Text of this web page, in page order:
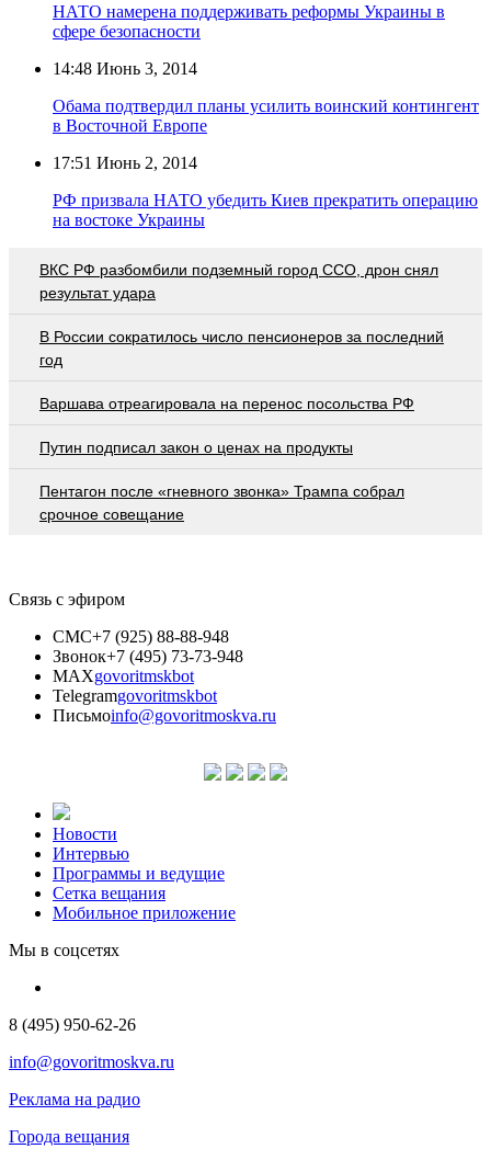
НАТО намерена поддерживать реформы Украины в
сфере безопасности
14:48 Июнь 3, 2014
Обама подтвердил планы усилить воинский контингент
в Восточной Европе
17:51 Июнь 2, 2014
РФ призвала НАТО убедить Киев прекратить операцию
на востоке Украины
ВКС РФ разбомбили подземный город ССО, дрон снял
результат удара
В России сократилось число пенсионеров за последний
год
Варшава отреагировала на перенос посольства РФ
Путин подписал закон о ценах на продукты
Пентагон после «гневного звонка» Трампа собрал
срочное совещание
Связь с эфиром
СМС+7 (925) 88-88-948
Звонок+7 (495) 73-73-948
MAXgovoritmskbot
Telegramgovoritmskbot
Письмоinfo@govoritmoskva.ru
Новости
Интервью
Программы и ведущие
Сетка вещания
Мобильное приложение
Мы в соцсетях
8 (495) 950-62-26
info@govoritmoskva.ru
Реклама на радио
Города вещания